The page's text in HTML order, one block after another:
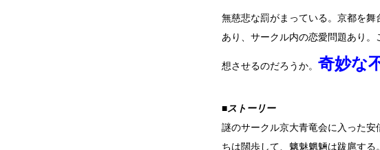
無慈悲な罰がまっている。京都を
あり、サークル内の恋愛問題あり
想させるのだろうか。 奇妙な
■ストーリー
謎のサークル京大青竜会に入った
ちは闊歩して、魑魅魍魎は跋扈す